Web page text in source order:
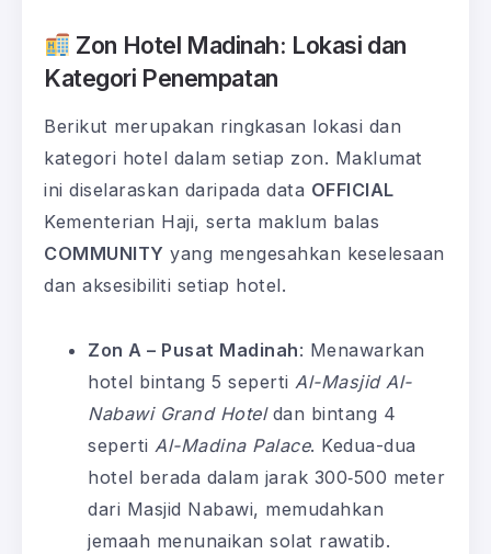
Zon Hotel Madinah: Lokasi dan
Kategori Penempatan
Berikut merupakan ringkasan lokasi dan
kategori hotel dalam setiap zon. Maklumat
ini diselaraskan daripada data OFFICIAL
Kementerian Haji, serta maklum balas
COMMUNITY yang mengesahkan keselesaan
dan aksesibiliti setiap hotel.
Zon A – Pusat Madinah: Menawarkan
hotel bintang 5 seperti Al-Masjid Al-
Nabawi Grand Hoteldan bintang 4
seperti Al-Madina Palace. Kedua-dua
hotel berada dalam jarak 300‑500 meter
dari Masjid Nabawi, memudahkan
jemaah menunaikan solat rawatib.